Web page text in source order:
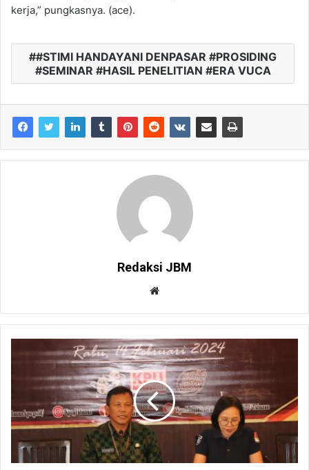
kerja,” pungkasnya. (ace).
#STIMI HANDAYANI DENPASAR #PROSIDING
#SEMINAR #HASIL PENELITIAN #ERA VUCA
Redaksi JBM
b
s
i
t
e